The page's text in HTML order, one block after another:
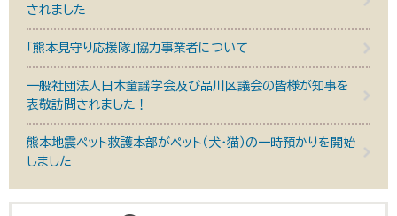
されました
「熊本見守り応援隊」協力事業者について
一般社団法人日本童謡学会及び品川区議会の皆様が知事を
表敬訪問されました！
熊本地震ペット救護本部がペット（犬・猫）の一時預かりを開始
しました